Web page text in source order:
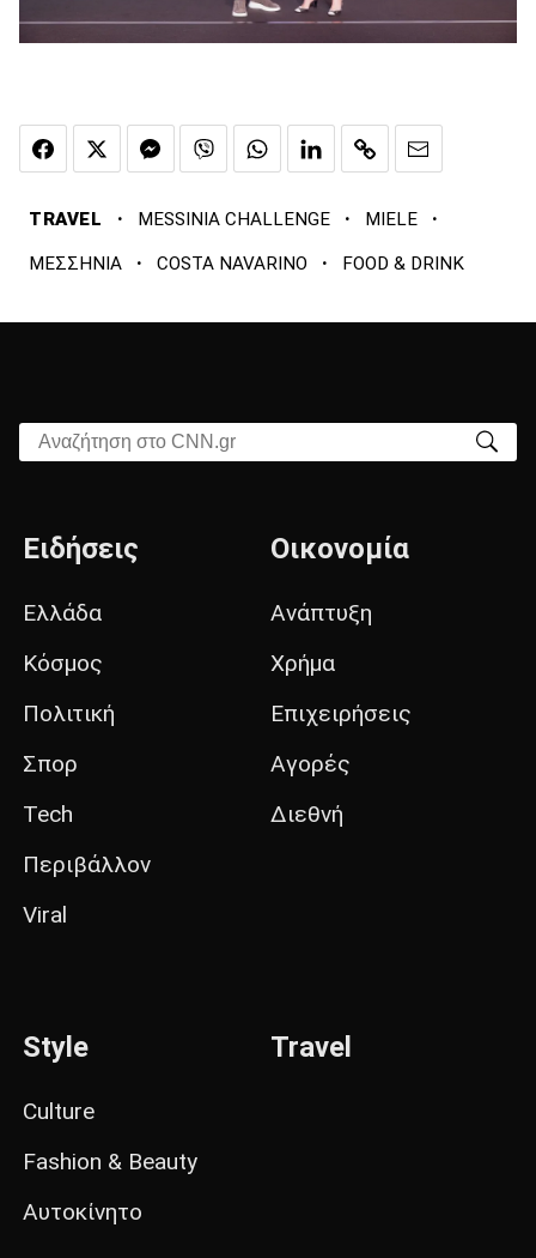
TRAVEL · MESSINIA CHALLENGE · MIELE ·
ΜΕΣΣΗΝΙΑ · COSTA NAVARINO · FOOD & DRINK
Αναζήτηση στο CNN.gr
Ειδήσεις
Ελλάδα
Κόσμος
Πολιτική
Σπορ
Tech
Περιβάλλον
Viral
Οικονομία
Ανάπτυξη
Χρήμα
Επιχειρήσεις
Αγορές
Διεθνή
Style
Culture
Fashion & Beauty
Αυτοκίνητο
Travel